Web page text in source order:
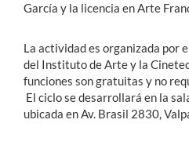
García y la licencia en Arte
La actividad es organizada por
del Instituto de Arte y la
funciones son gratuitas y no
El ciclo se desarrollará en la
ubicada en Av. Brasil 2830,